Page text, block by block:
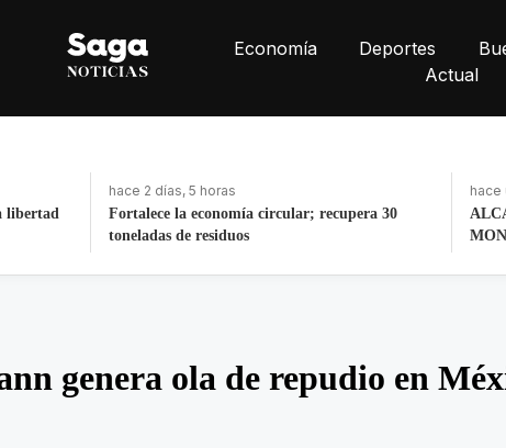
Economía Deportes
Actual
30
hace una hora
ALCALDÍA CUAUHTÉMOC RESTAURA
MONUMENTOS E INMOBILIARIO
hace
La
genera ola de repudio en